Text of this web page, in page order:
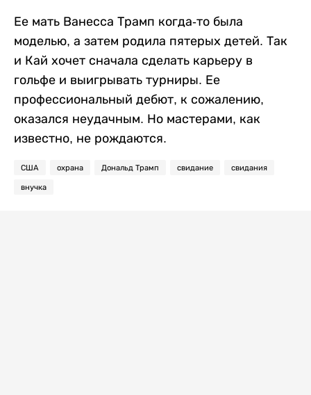
Ее мать Ванесса Трамп когда-то была
моделью, а затем родила пятерых детей. Так
и Кай хочет сначала сделать карьеру в
гольфе и выигрывать турниры. Ее
профессиональный дебют, к сожалению,
оказался неудачным. Но мастерами, как
известно, не рождаются.
США охрана Дональд Трамп свидание свидания
внучка